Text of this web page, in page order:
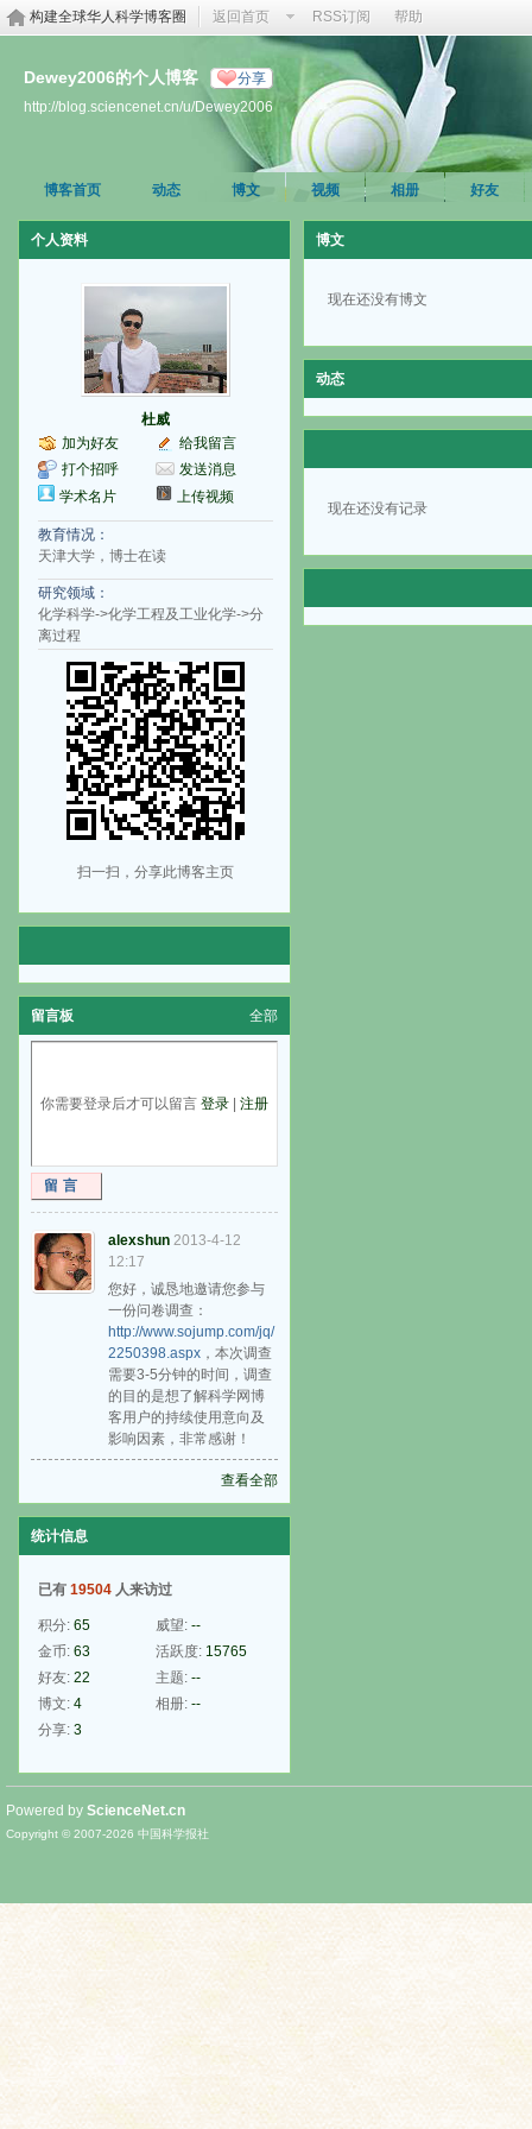
构建全球华人科学博客圈 返回首页 RSS订阅 帮助
Dewey2006的个人博客 分享
http://blog.sciencenet.cn/u/Dewey2006
博客首页 动态 博文 视频 相册 好友
个人资料
杜威
加为好友
给我留言
打个招呼
发送消息
学术名片
上传视频
教育情况：
天津大学，博士在读
研究领域：
化学科学->化学工程及工业化学->分
离过程
扫一扫，分享此博客主页
留言板 全部
你需要登录后才可以留言 登录 注册
留言
alexshun 2013-4-12
12:17
您好，诚恳地邀请您参与
一份问卷调查：
http://www.sojump.com/jq/
2250398.aspx ，本次调查
需要3-5分钟的时间，调查
的目的是想了解科学网博
客用户的持续使用意向及
影响因素，非常感谢！
查看全部
统计信息
已有 19504 人来访过
积分: 65 威望: --
金币: 63 活跃度: 15765
好友: 22 主题: --
博文: 4 相册: --
分享: 3
博文
现在还没有博文
动态
现在还没有记录
Powered by ScienceNet.cn
Copyright © 2007-2026 中国科学报社